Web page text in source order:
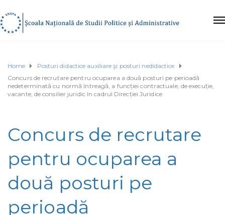
Home
Posturi didactice auxiliare şi posturi nedidactice
Concurs de recrutare pentru ocuparea a două posturi pe perioadă
nedeterminată cu normă întreagă, a funcției contractuale, de execuție,
vacante, de consilier juridic în cadrul Direcției Juridice
Concurs de recrutare
pentru ocuparea a
două posturi pe
perioadă